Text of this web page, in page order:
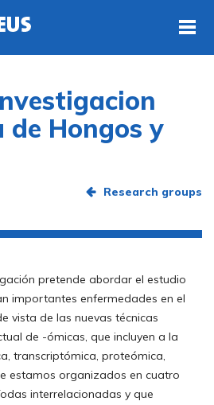
de Hongos y
Research groups
pretende abordar el estudio
importantes enfermedades en el
vista de las nuevas técnicas
de -ómicas, que incluyen a la
transcriptómica, proteómica,
estamos organizados en cuatro
interrelacionadas y que